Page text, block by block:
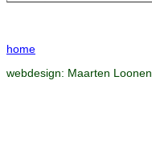
home
webdesign: Maarten Loonen